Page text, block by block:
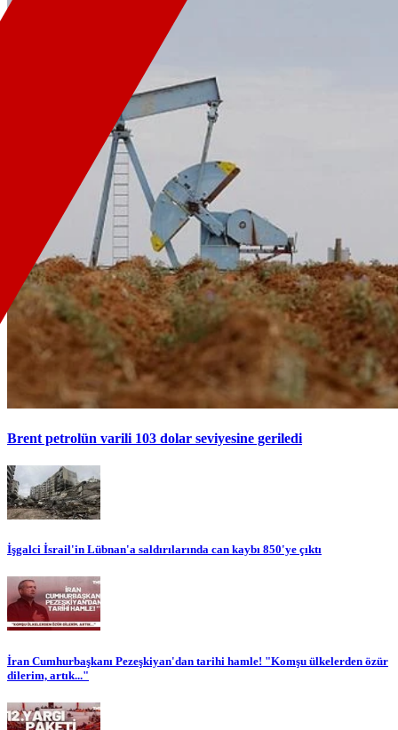
Brent petrolün varili 103 dolar seviyesine geriledi
İşgalci İsrail'in Lübnan'a saldırılarında can kaybı 850'ye çıktı
İran Cumhurbaşkanı Pezeşkiyan'dan tarihi hamle! "Komşu ülkelerden özür
dilerim, artık..."